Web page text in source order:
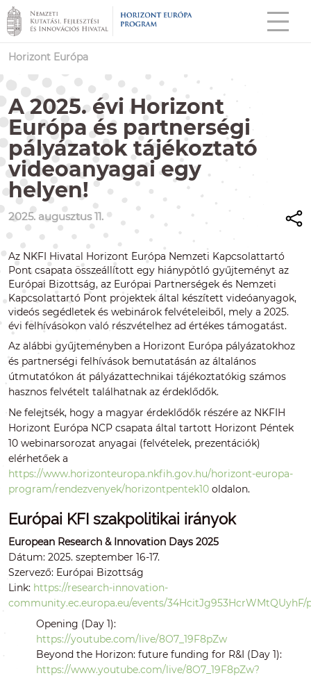
Horizont Európa
A 2025. évi Horizont
Európa és partnerségi
pályázatok tájékoztató
videoanyagai egy
helyen!
2025. augusztus 11.
Az NKFI Hivatal Horizont Európa Nemzeti Kapcsolattartó
Pont csapata összeállított egy hiánypótló gyűjteményt az
Európai Bizottság, az Európai Partnerségek és Nemzeti
Kapcsolattartó Pont projektek által készített videóanyagok,
videós segédletek és webinárok felvételeiből, mely a 2025.
évi felhívásokon való részvételhez ad értékes támogatást.
Az alábbi gyűjteményben a Horizont Európa pályázatokhoz
és partnerségi felhívások bemutatásán az általános
útmutatókon át pályázattechnikai tájékoztatókig számos
hasznos felvételt találhatnak az érdeklődők.
Ne felejtsék, hogy a magyar érdeklődők részére az NKFIH
Horizont Európa NCP csapata által tartott Horizont Péntek
10 webinarsorozat anyagai (felvételek, prezentációk)
elérhetőek a
https://www.horizonteuropa.nkfih.gov.hu/horizont-europa-
program/rendezvenyek/horizontpentek10 oldalon.
Európai KFI szakpolitikai irányok
European Research & Innovation Days 2025
Dátum: 2025. szeptember 16-17.
Szervező: Európai Bizottság
Link: https://research-innovation-
community.ec.europa.eu/events/
Opening (Day 1):
https://youtube.com/live/8O7_19F8pZw
Beyond the Horizon: future funding for R&I (Day 1):
https://www.youtube.com/live/8O7_19F8pZw?